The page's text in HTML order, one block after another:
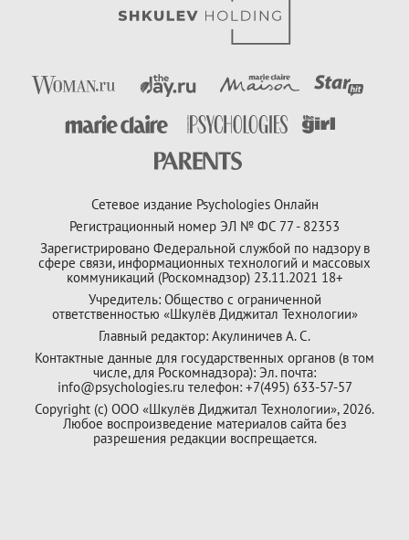
Сетевое издание Psychologies Онлайн
Регистрационный номер ЭЛ № ФС 77 - 82353
Зарегистрировано Федеральной службой по надзору в
сфере связи, информационных технологий и массовых
коммуникаций (Роскомнадзор) 23.11.2021 18+
Учредитель: Общество с ограниченной
ответственностью «Шкулёв Диджитал Технологии»
Главный редактор: Акулиничев А. С.
Контактные данные для государственных органов (в том
числе, для Роскомнадзора): Эл. почта:
info@psychologies.ru телефон: +7(495) 633-57-57
Copyright (с) ООО «Шкулёв Диджитал Технологии», 2026.
Любое воспроизведение материалов сайта без
разрешения редакции воспрещается.